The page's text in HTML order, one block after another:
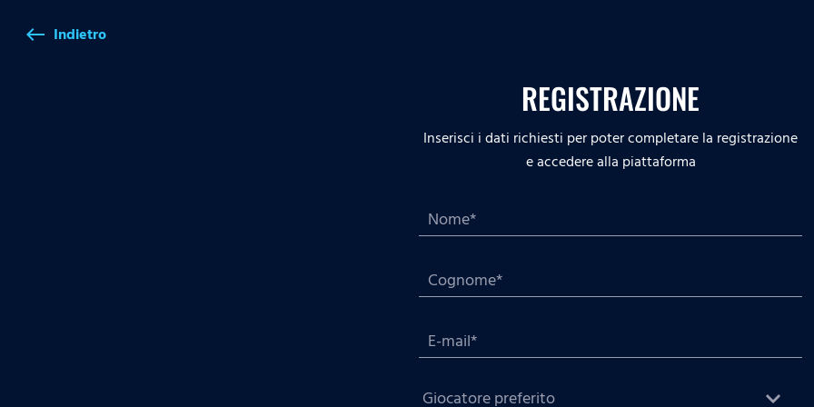
west Indietro
REGISTRAZIONE
Inserisci i dati richiesti per poter completare la registrazione
e accedere alla piattaforma